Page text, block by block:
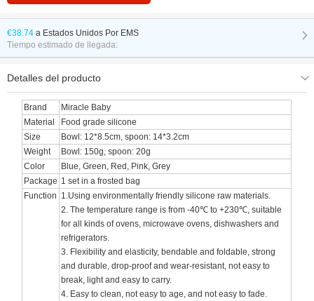
€38.74 a Estados Unidos Por EMS
Tiempo estimado de llegada:
Detalles del producto
Brand
Miracle Baby
Material
Food grade silicone
Size
Bowl: 12*8.5cm, spoon: 14*3.2cm
Weight
Bowl: 150g, spoon: 20g
Color
Blue, Green, Red, Pink, Grey
Package 1 set in a frosted bag
Function 1.Using environmentally friendly silicone raw materials.
2. The temperature range is from -40℃ to +230℃, suitable
for all kinds of ovens, microwave ovens, dishwashers and
refrigerators.
3. Flexibility and elasticity, bendable and foldable, strong
and durable, drop-proof and wear-resistant, not easy to
break, light and easy to carry.
4. Easy to clean, not easy to age, and not easy to fade.